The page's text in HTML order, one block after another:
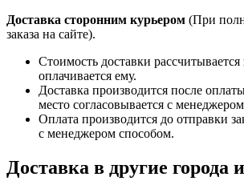
Доставка сторонним курьером (При
заказа на сайте).
Стоимость доставки
оплачивается ему.
Доставка производится после
место согласовывается с
Оплата производится до отправки
с менеджером способом.
Доставка в другие города